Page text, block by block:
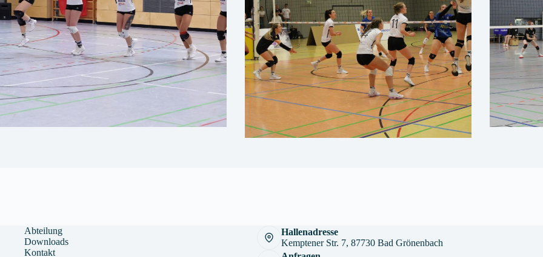
Abteilung
Downloads
Kontakt
Hallenadresse
Kemptener Str. 7, 87730 Bad Grönenbach